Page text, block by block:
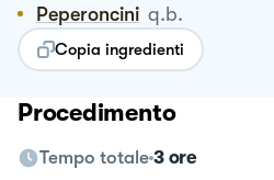
Peperoncini q.b.
Copia ingredienti
Procedimento
Tempo totale 3 ore